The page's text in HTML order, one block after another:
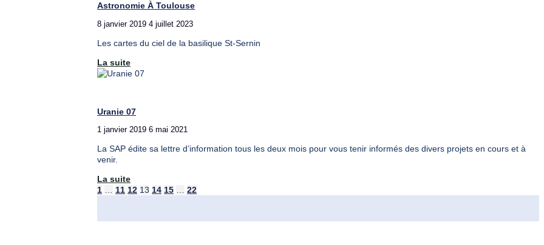
Astronomie À Toulouse
8 janvier 2019 4 juillet 2023
Les cartes du ciel de la basilique St-Sernin
La suite"Astronomie
à
Uranie 07
1 janvier 2019 6 mai 2021
La SAP édite sa lettre d’information tous les deux mois pour vous tenir informés des divers projets en cours et à
venir.
La suite"Uranie
07"
Pagination
des
1 … 11 12 13 14 15 … 22